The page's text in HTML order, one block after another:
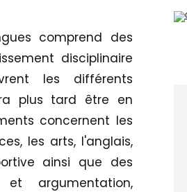
comprend des
disciplinaire
les différents
plus tard être en
concernent les
les arts, l'anglais,
ainsi que des
et argumentation,